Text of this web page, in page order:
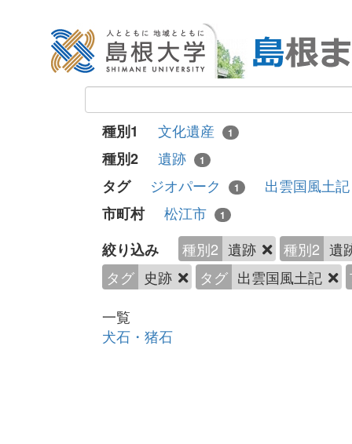
種別1 文化遺産 1
種別2 遺跡 1
タグ ジオパーク 1
出雲国風土
市町村
松江市 1
絞り込み 種別2 遺跡 種別2 遺
タグ 史跡 タグ 出雲国風土記
一覧
犬石・猪石